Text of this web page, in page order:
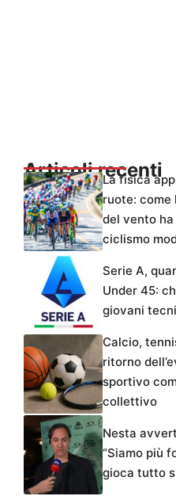
Articoli recenti
La fisica
ruote: come
del vento
ciclismo
Serie A,
Under 45:
giovani
Calcio,
ritorno
sportivo
collettivo
Nesta
“Siamo più
gioca tutto